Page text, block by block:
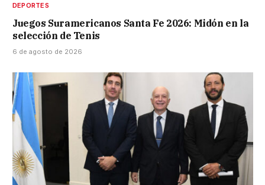
DEPORTES
Juegos Suramericanos Santa Fe 2026: Midón en la
selección de Tenis
6 de agosto de 2026